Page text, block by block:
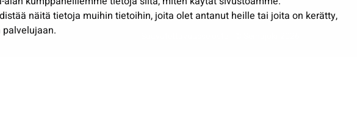
näitä tietoja muihin tietoihin, joita olet antanut heille tai joita on kerätty,